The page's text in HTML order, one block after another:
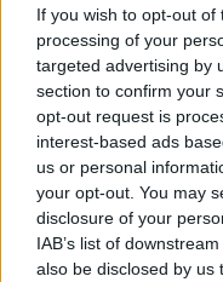
If you wish to opt-out
processing of your
targeted advertising by
section to confirm your
opt-out request is
interest-based ads
us or personal
your opt-out. You may
disclosure of your
IAB’s list of
also be disclosed by us
Életmódorvoslás
2014. június 27. 13:22
Módosítva: 2015.
Megosztás
Küldés